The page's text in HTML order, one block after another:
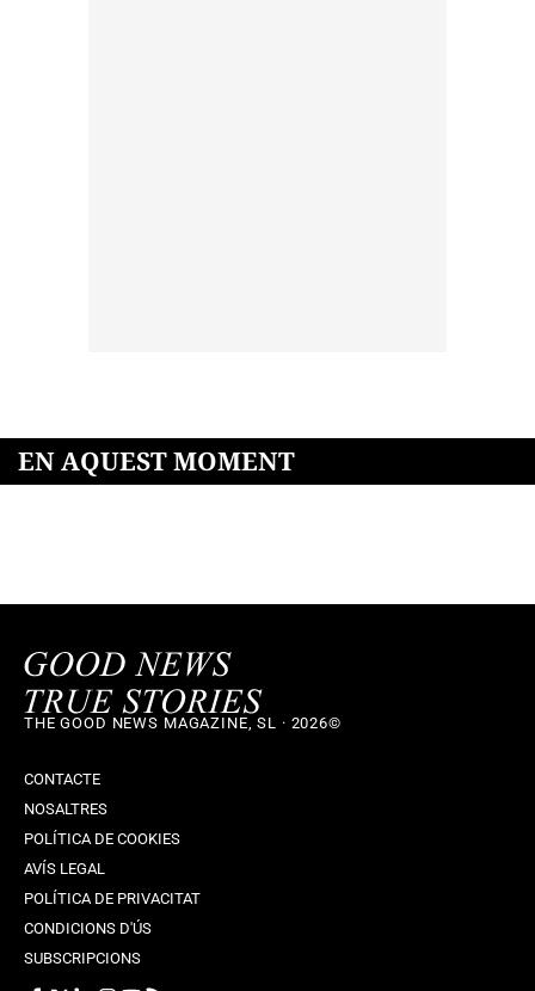
EN AQUEST MOMENT
THE GOOD NEWS MAGAZINE, SL · 2026©
CONTACTE
NOSALTRES
POLÍTICA DE COOKIES
AVÍS LEGAL
POLÍTICA DE PRIVACITAT
CONDICIONS D'ÚS
SUBSCRIPCIONS